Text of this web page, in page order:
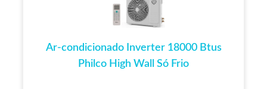
Ar-condicionado Inverter 18000 Btus
Philco High Wall Só Frio